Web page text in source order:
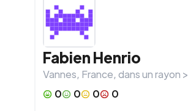
Fabien Henrio
Vannes, France, dans un rayon >
0
0 0
0